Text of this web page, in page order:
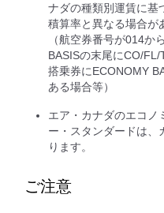
ナダの種類別運賃に基
積算率と異なる場合が
（航空券番号が014か
BASISの末尾にCO/FL/
搭乗券にECONOMY
ある場合等）
エア・カナダのエコノ
ー・スタンダードは、
ります。
ご注意